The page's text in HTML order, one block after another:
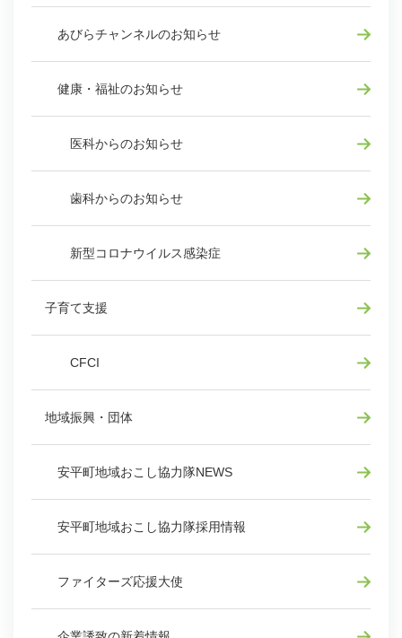
あびらチャンネルのお知らせ
健康・福祉のお知らせ
医科からのお知らせ
歯科からのお知らせ
新型コロナウイルス感染症
子育て支援
CFCI
地域振興・団体
安平町地域おこし協力隊NEWS
安平町地域おこし協力隊採用情報
ファイターズ応援大使